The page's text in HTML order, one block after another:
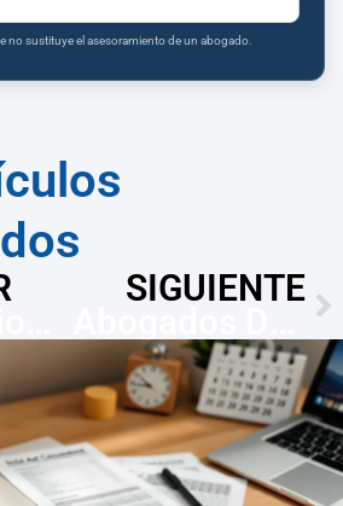
no sustituye el asesoramiento de un abogado.
SIGUIENTE